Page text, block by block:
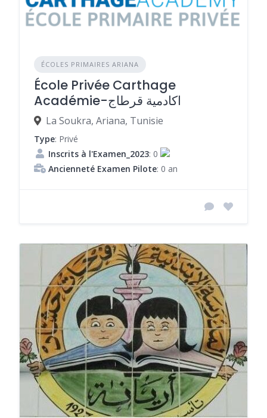
ÉCOLES PRIMAIRES ARIANA
École Privée Carthage
Académie-اكادمية قرطاج
La Soukra, Ariana, Tunisie
Type: Privé
Inscrits à l'Examen_2023: 0
Ancienneté Examen Pilote: 0 an